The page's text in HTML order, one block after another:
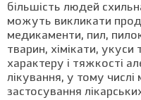
більшість людей
можуть викликати
медикаменти, пил,
тварин, хімікати, укуси
характеру і тяжкості
лікування, у тому
застосування